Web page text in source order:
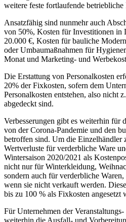
weitere feste fortlaufende betriebliche
Ansatzfähig sind nunmehr auch
von 50%, Kosten für Investitionen in
20.000 €, Kosten für bauliche
oder Umbaumaßnahmen für
Monat und Marketing- und
Die Erstattung von Personalkosten
20% der Fixkosten, sofern dem
Personalkosten entstehen, also nicht
abgedeckt sind.
Verbesserungen gibt es weiterhin für
von der Corona-Pandemie und den
betroffen sind. Um die Einzelhändler
Wertverluste für verderbliche Ware
Wintersaison 2020/2021 als
nicht nur für Winterkleidung,
sondern auch für verderbliche
wenn sie nicht verkauft werden.
bis zu 100 % als Fixkosten angesetzt
Für Unternehmen der
weiterhin die Ausfall- und